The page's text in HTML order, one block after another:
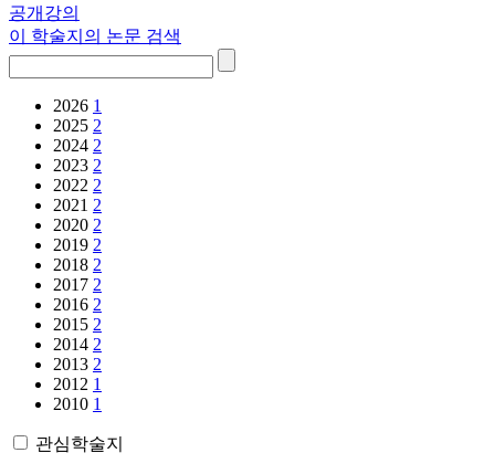
공개강의
이 학술지의 논문 검색
2026 1
2025 2
2024 2
2023 2
2022 2
2021 2
2020 2
2019 2
2018 2
2017 2
2016 2
2015 2
2014 2
2013 2
2012 1
2010 1
관심학술지